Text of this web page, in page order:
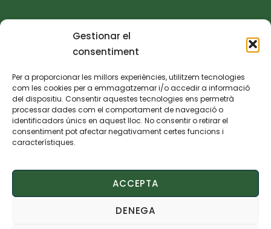
Gestionar el
consentiment
Per a proporcionar les millors experiències, utilitzem tecnologies
com les cookies per a emmagatzemar i/o accedir a informació
del dispositiu. Consentir aquestes tecnologies ens permetrà
processar dades com el comportament de navegació o
identificadors únics en aquest lloc. No consentir o retirar el
consentiment pot afectar negativament certes funcions i
característiques.
ACCEPTA
DENEGA
ajuntament@villalonga.es
TEXTOS LEGALS
Política de privacidad
Política de cookies
Declaración de accesibilidad